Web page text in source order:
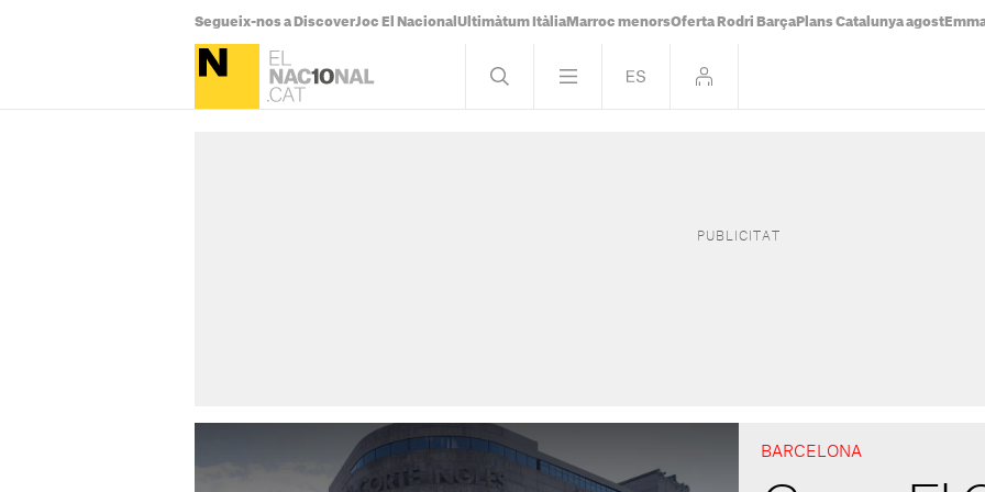
Segueix-nos a DiscoverJoc El Nacional Ultimàtum Itàlia Marroc menorsOferta Rodri Barça Plans Catalunya agost
BARCELONA